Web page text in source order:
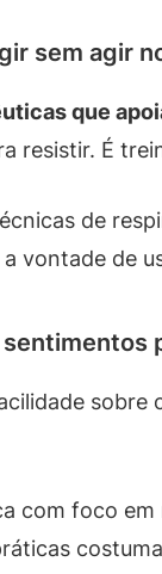
sem agir
que
resistir. É
de
vontade de
sobre
com foco